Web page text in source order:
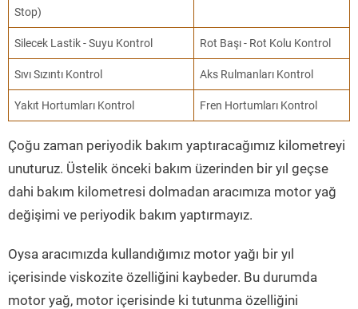
Stop)
Silecek Lastik - Suyu Kontrol Rot Başı - Rot Kolu Kontrol
Sıvı Sızıntı Kontrol Aks Rulmanları Kontrol
Yakıt Hortumları Kontrol Fren Hortumları Kontrol
Çoğu zaman periyodik bakım yaptıracağımız kilometreyi
unuturuz. Üstelik önceki bakım üzerinden bir yıl geçse
dahi bakım kilometresi dolmadan aracımıza motor yağ
değişimi ve periyodik bakım yaptırmayız.
Oysa aracımızda kullandığımız motor yağı bir yıl
içerisinde viskozite özelliğini kaybeder. Bu durumda
motor yağ, motor içerisinde ki tutunma özelliğini